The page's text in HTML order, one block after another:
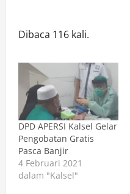
Dibaca 116 kali.
DPD APERSI Kalsel Gelar
Pengobatan Gratis
Pasca Banjir
4 Februari 2021
dalam "Kalsel"